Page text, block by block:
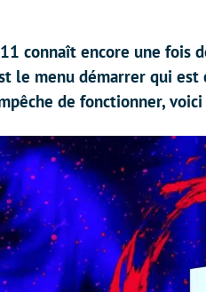
connaît encore une fois
le menu démarrer qui
de fonctionner,